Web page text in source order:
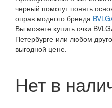
черный помогут понять
оправ модного бренда
Вы можете купить очки
Петербурге или любом
выгодной цене.
Нет в